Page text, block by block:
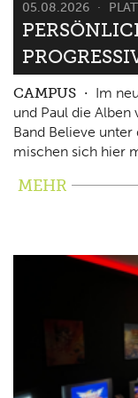
05.08.2026
CAMPUS
Im
und Paul die
Band Believe
mischen sich hier
MEHR